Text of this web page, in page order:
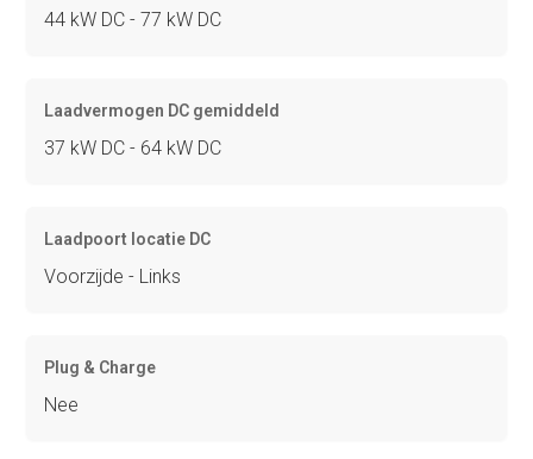
44 kW DC - 77 kW DC
Laadvermogen DC gemiddeld
37 kW DC - 64 kW DC
Laadpoort locatie DC
Voorzijde - Links
Plug & Charge
Nee